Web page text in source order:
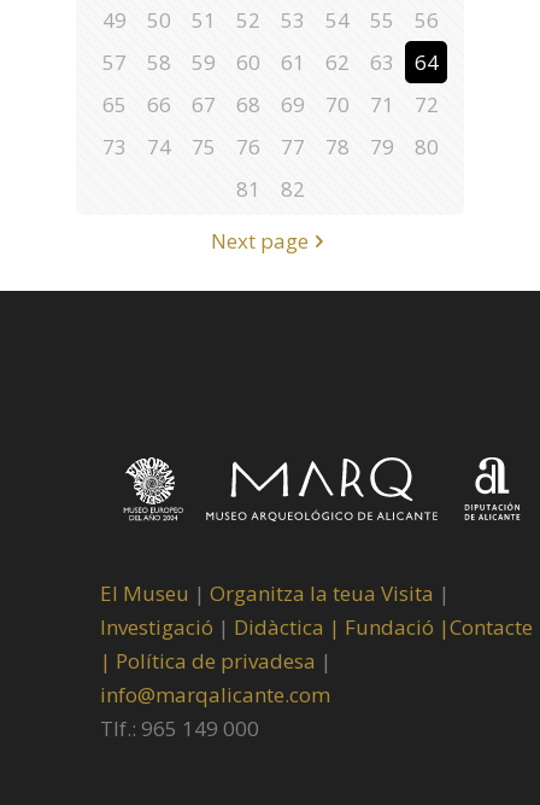
49
50 51 52 53 54 55
56
57
58 59 60 61 62 63
64
65
66 67 68 69 70 71
72
73
74 75 76 77 78 79
80
81
82
Next page
El Museu | Organitza la teua Visita |
Investigació | Didàctica | Fundació |Contacte
| Política de privadesa |
info@marqalicante.com
Tlf.: 965 149 000